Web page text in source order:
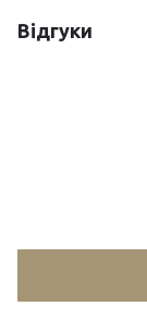
Відгуки